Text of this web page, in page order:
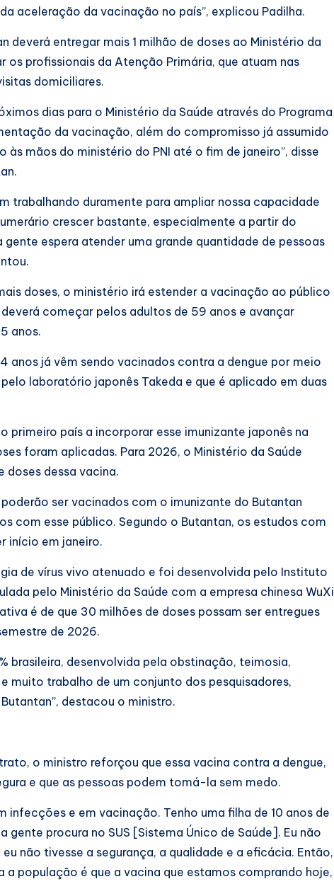
aceleração da vacinação no país”, explicou Padilha.
deverá entregar mais 1 milhão de doses ao Ministério da
os profissionais da Atenção Primária, que atuam nas
domiciliares.
dias para o Ministério da Saúde através do Programa
da vacinação, além do compromisso já assumido
às mãos do ministério do PNI até o fim de janeiro”, disse
trabalhando duramente para ampliar nossa capacidade
crescer bastante, especialmente a partir do
espera atender uma grande quantidade de pessoas
doses, o ministério irá estender a vacinação ao público
começar pelos adultos de 59 anos e avançar
anos.
anos já vêm sendo vacinados contra a dengue por meio
laboratório japonês Takeda e que é aplicado em duas
primeiro país a incorporar esse imunizante japonês na
foram aplicadas. Para 2026, o Ministério da Saúde
doses dessa vacina.
ser vacinados com o imunizante do Butantan
com esse público. Segundo o Butantan, os estudos com
início em janeiro.
de vírus vivo atenuado e foi desenvolvida pelo Instituto
pelo Ministério da Saúde com a empresa chinesa WuXi
é de que 30 milhões de doses possam ser entregues
de 2026.
brasileira, desenvolvida pela obstinação, teimosia,
muito trabalho de um conjunto dos pesquisadores,
destacou o ministro.
o ministro reforçou que essa vacina contra a dengue,
e que as pessoas podem tomá-la sem medo.
infecções e em vacinação. Tenho uma filha de 10 anos de
gente procura no SUS [Sistema Único de Saúde]. Eu não
não tivesse a segurança, a qualidade e a eficácia. Então,
a população é que a vacina que estamos comprando hoje,